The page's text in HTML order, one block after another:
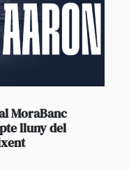
MoraBanc
lluny del